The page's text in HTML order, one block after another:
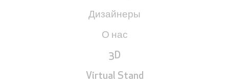
Дизайнеры
О нас
3D
Virtual Stand
ПОЖАЛУЙСТА, ПОДТВЕРДИТЕ, ЧТО ВЫ